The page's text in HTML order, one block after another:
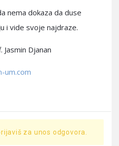
nema dokaza da duse
i vide svoje najdraze.
Djanan
um.com
za unos odgovora.